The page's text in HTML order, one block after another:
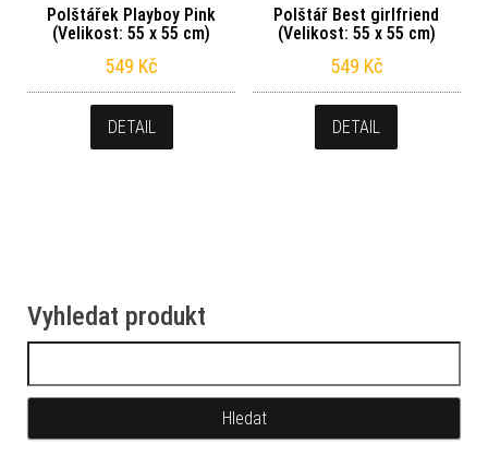
Polštářek Playboy Pink
(Velikost: 55 x 55 cm)
549 Kč
DETAIL
Polštář Best girlfriend
(Velikost: 55 x 55 cm)
549 Kč
DETAIL
Vyhledat produkt